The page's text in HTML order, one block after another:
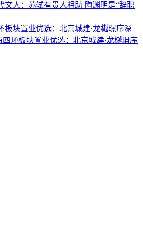
文人：苏轼有贵人相助 陶渊明是“辞职
板块置业优选：北京城建·龙樾璟序深
四环板块置业优选：北京城建·龙樾璟序